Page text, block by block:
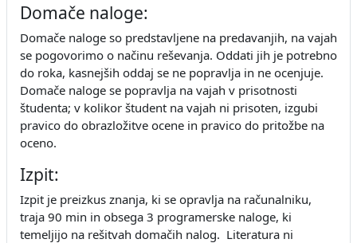
Domače naloge:
Domače naloge so predstavljene na predavanjih, na vajah
se pogovorimo o načinu reševanja. Oddati jih je potrebno
do roka, kasnejših oddaj se ne popravlja in ne ocenjuje.
Domače naloge se popravlja na vajah v prisotnosti
študenta; v kolikor študent na vajah ni prisoten, izgubi
pravico do obrazložitve ocene in pravico do pritožbe na
oceno.
Izpit:
Izpit je preizkus znanja, ki se opravlja na računalniku,
traja 90 min in obsega 3 programerske naloge, ki
temeljijo na rešitvah domačih nalog. Literatura ni